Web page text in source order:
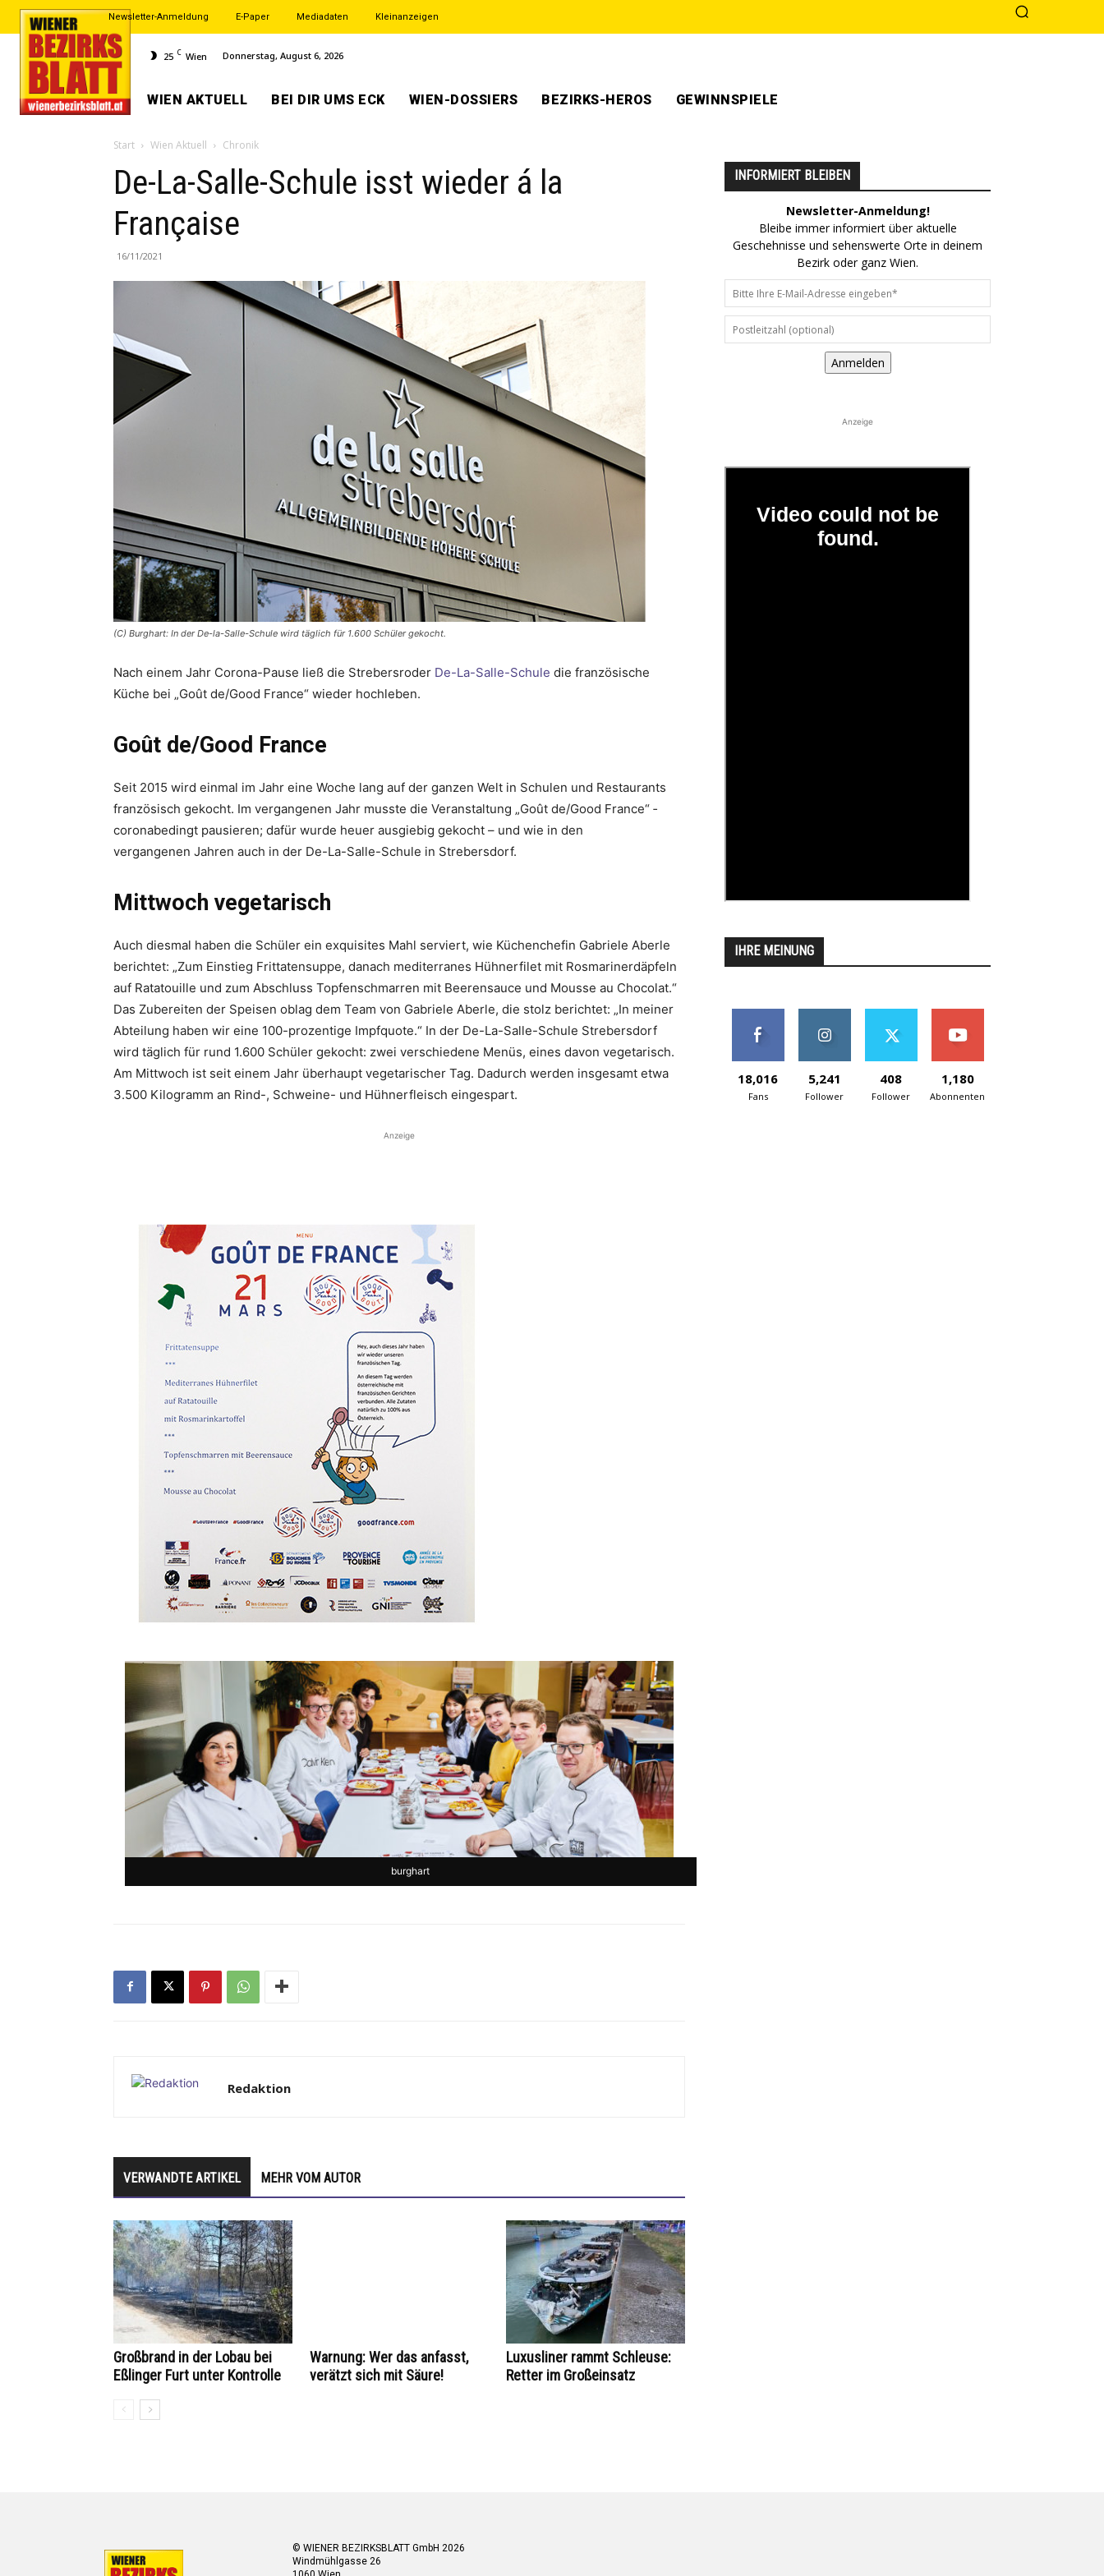
Newsletter-Anmeldung E-Paper Mediadaten Kleinanzeigen
25 C Wien Donnerstag, August 6, 2026
WIEN AKTUELL BEI DIR UMS ECK WIEN-DOSSIERS BEZIRKS-HEROS GEWINNSPIELE
Start Wien Aktuell Chronik
De-La-Salle-Schule isst wieder á la
Française
16/11/2021
(C) Burghart: In der De-la-Salle-Schule wird täglich für 1.600 Schüler gekocht.
Nach einem Jahr Corona-Pause ließ die Strebersroder De-La-Salle-Schule die französische
Küche bei „Goût de/Good France“ wieder hochleben.
Goût de/Good France
Seit 2015 wird einmal im Jahr eine Woche lang auf der ganzen Welt in Schulen und Restaurants
französisch gekocht. Im vergangenen Jahr musste die Veranstaltung „Goût de/Good France“ ­
coronabedingt pausieren; dafür wurde heuer ausgiebig gekocht – und wie in den
vergangenen Jahren auch in der De-La-Salle-Schule in ­Strebersdorf.
Mittwoch vegetarisch
Auch diesmal haben die Schüler ein exquisites Mahl serviert, wie Küchenchefin Gabriele Aberle
berichtet: „Zum Einstieg Frittatensuppe, danach mediterranes Hühnerfilet mit Rosmarinerdäpfeln
auf Ratatouille und zum Abschluss Topfenschmarren mit Beerensauce und Mousse au Chocolat.“
Das Zubereiten der Speisen oblag dem Team von Gabriele Aberle, die stolz berichtet: „In meiner
Abteilung haben wir eine 100-prozentige Impfquote.“ In der De-La-Salle-Schule Strebersdorf
wird täglich für rund 1.600 Schüler gekocht: zwei verschiedene Menüs, eines davon vegetarisch.
Am Mittwoch ist seit einem Jahr überhaupt vegetarischer Tag. Dadurch werden insgesamt etwa
3.500 Kilogramm an Rind-, Schweine- und ­Hühnerfleisch eingespart.
Anzeige
burghart
Redaktion
VERWANDTE ARTIKEL MEHR VOM AUTOR
Großbrand in der Lobau bei
Eßlinger Furt unter Kontrolle
Warnung: Wer das anfasst,
verätzt sich mit Säure!
Luxusliner rammt Schleuse:
Retter im Großeinsatz
INFORMIERT BLEIBEN
Newsletter-Anmeldung!
Bleibe immer informiert über aktuelle
Geschehnisse und sehenswerte Orte in deinem
Bezirk oder ganz Wien.
Anmelden
Anzeige
IHRE MEINUNG
18,016
Fans
5,241
Follower
408
Follower
1,180
Abonnenten
© WIENER BEZIRKSBLATT GmbH 2026
Windmühlgasse 26